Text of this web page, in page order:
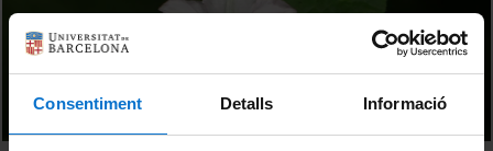
Consentiment Detalls Informació